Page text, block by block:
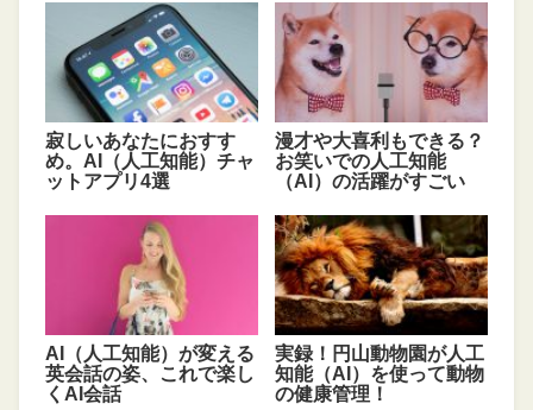
寂しいあなたにおすす
め。AI（人工知能）チャ
ットアプリ4選
漫才や大喜利もできる？
お笑いでの人工知能
（AI）の活躍がすごい
AI（人工知能）が変える
英会話の姿、これで楽し
くAI会話
実録！円山動物園が人工
知能（AI）を使って動物
の健康管理！